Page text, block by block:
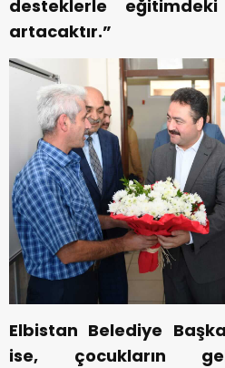
desteklerle
artacaktır.”
Elbistan Belediye
ise, çocukların